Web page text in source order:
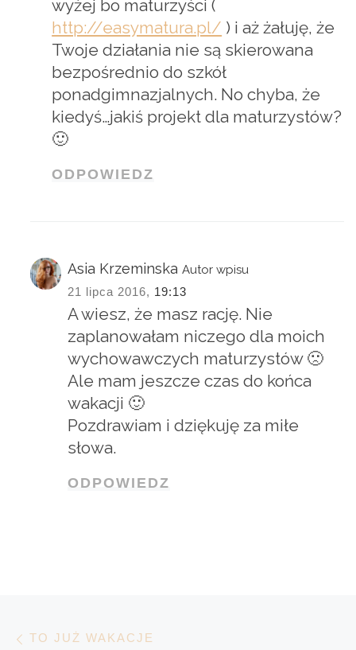
wyżej bo maturzyści (
http://easymatura.pl/ ) i aż żałuję, że
Twoje działania nie są skierowana
bezpośrednio do szkół
ponadgimnazjalnych. No chyba, że
kiedyś…jakiś projekt dla maturzystów?
🙂
ODPOWIEDZ
Asia Krzeminska Autor wpisu
21 lipca 2016, 19:13
A wiesz, że masz rację. Nie
zaplanowałam niczego dla moich
wychowawczych maturzystów 🙁
Ale mam jeszcze czas do końca
wakacji 🙂
Pozdrawiam i dziękuję za miłe
słowa.
ODPOWIEDZ
Nawigacja wpisu
TO JUŻ WAKACJE